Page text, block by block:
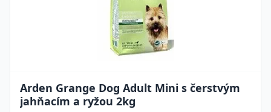
Arden Grange Dog Adult Mini s čerstvým
jahňacím a ryžou 2kg